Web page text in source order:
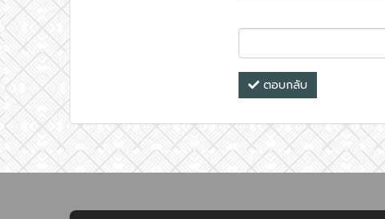
ตอบกลับ